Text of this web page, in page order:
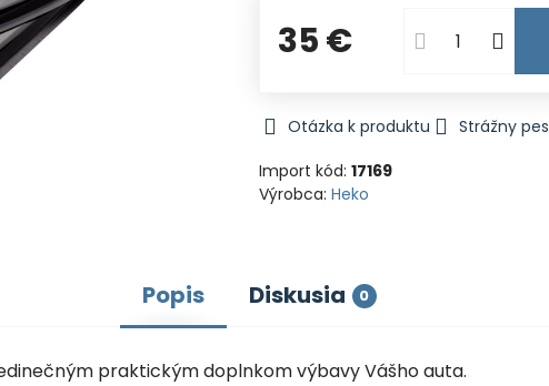
35 €
Otázka k produktu Strážny pes
Import kód:17169
Výrobca:Heko
Popis Diskusia 0
praktickým doplnkom výbavy Vášho auta.